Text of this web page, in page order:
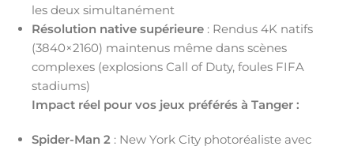
les deux simultanément
Résolution native supérieure : Rendus 4K natifs
(3840×2160) maintenus même dans scènes
complexes (explosions Call of Duty, foules FIFA
stadiums)
Impact réel pour vos jeux préférés à Tanger :
Spider-Man 2 : New York City photoréaliste avec